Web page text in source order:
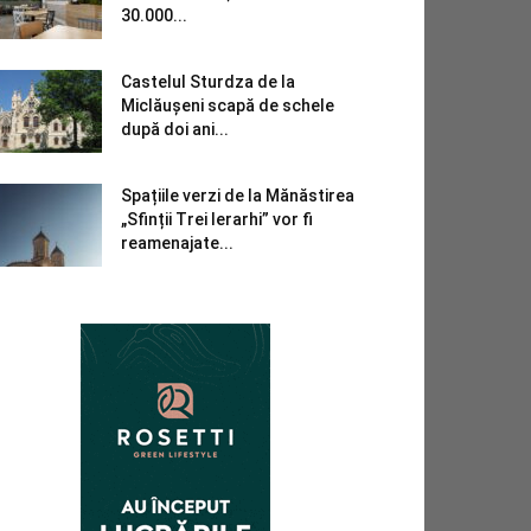
30.000...
Castelul Sturdza de la
Miclăușeni scapă de schele
după doi ani...
Spațiile verzi de la Mănăstirea
„Sfinții Trei Ierarhi” vor fi
reamenajate...